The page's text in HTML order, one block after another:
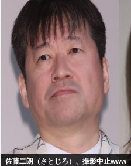
佐藤二朗（さとじろ）、撮影中止www